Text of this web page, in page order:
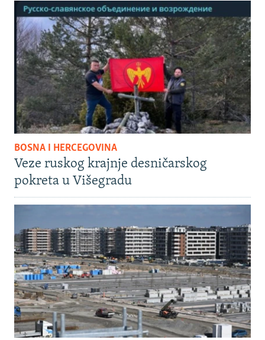
BOSNA I HERCEGOVINA
Veze ruskog krajnje desničarskog
pokreta u Višegradu